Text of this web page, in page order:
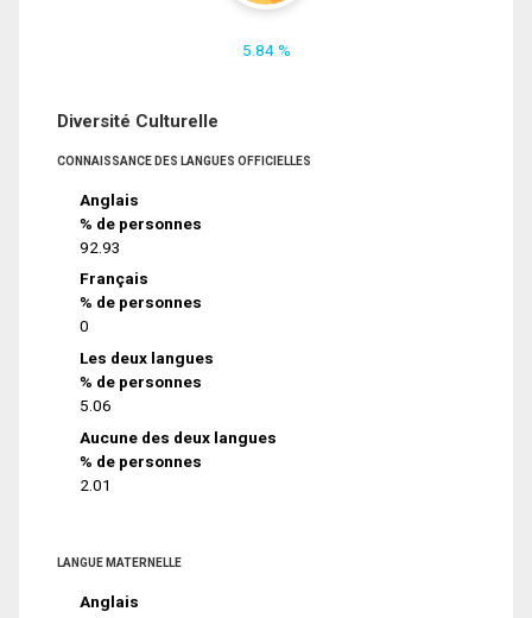
5.84 %
Diversité Culturelle
CONNAISSANCE DES LANGUES OFFICIELLES
Anglais
% de personnes
92.93
Français
% de personnes
0
Les deux langues
% de personnes
5.06
Aucune des deux langues
% de personnes
2.01
LANGUE MATERNELLE
Anglais